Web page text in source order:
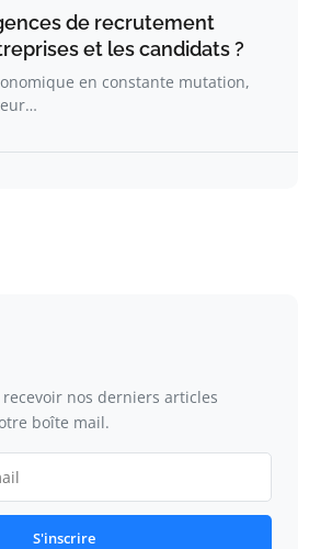
de recrutement
et les candidats ?
en constante mutation,
nos derniers articles
boîte mail.
S'inscrire